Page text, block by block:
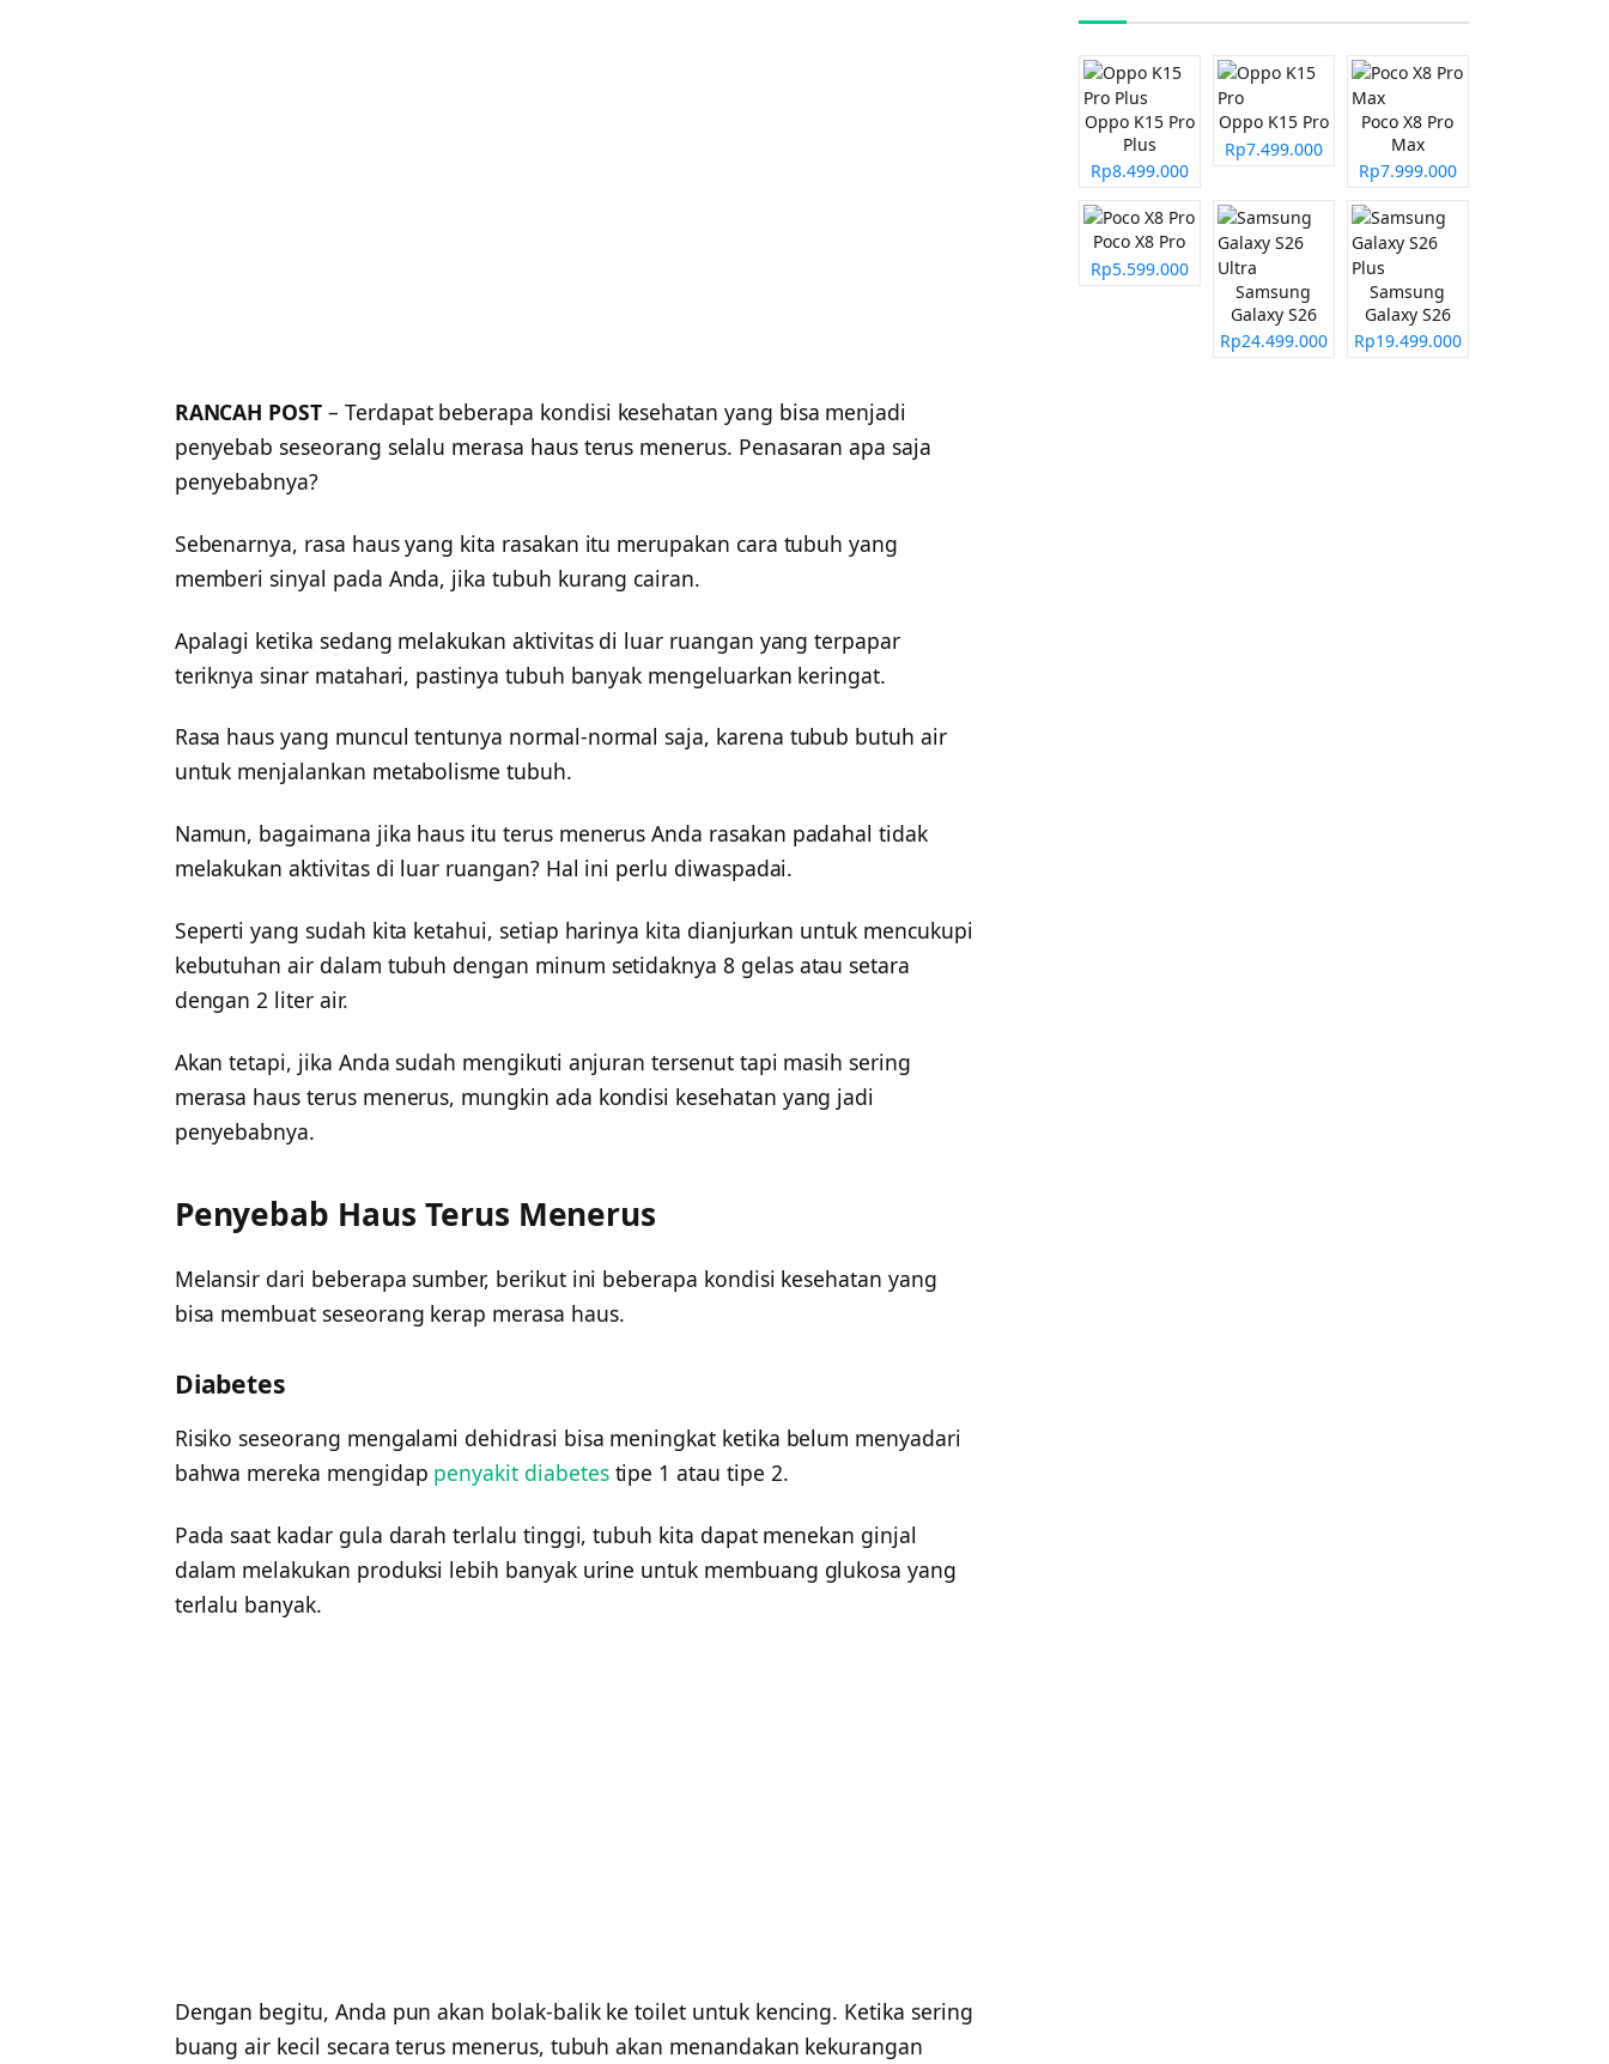
RANCAH POST – Terdapat beberapa kondisi kesehatan yang bisa menjadi
penyebab seseorang selalu merasa haus terus menerus. Penasaran apa saja
penyebabnya?
Sebenarnya, rasa haus yang kita rasakan itu merupakan cara tubuh yang
memberi sinyal pada Anda, jika tubuh kurang cairan.
Apalagi ketika sedang melakukan aktivitas di luar ruangan yang terpapar
teriknya sinar matahari, pastinya tubuh banyak mengeluarkan keringat.
Rasa haus yang muncul tentunya normal-normal saja, karena tubub butuh air
untuk menjalankan metabolisme tubuh.
Namun, bagaimana jika haus itu terus menerus Anda rasakan padahal tidak
melakukan aktivitas di luar ruangan? Hal ini perlu diwaspadai.
Seperti yang sudah kita ketahui, setiap harinya kita dianjurkan untuk mencukupi
kebutuhan air dalam tubuh dengan minum setidaknya 8 gelas atau setara
dengan 2 liter air.
Akan tetapi, jika Anda sudah mengikuti anjuran tersenut tapi masih sering
merasa haus terus menerus, mungkin ada kondisi kesehatan yang jadi
penyebabnya.
Penyebab Haus Terus Menerus
Melansir dari beberapa sumber, berikut ini beberapa kondisi kesehatan yang
bisa membuat seseorang kerap merasa haus.
Diabetes
Risiko seseorang mengalami dehidrasi bisa meningkat ketika belum menyadari
bahwa mereka mengidap penyakit diabetestipe 1 atau tipe 2.
Pada saat kadar gula darah terlalu tinggi, tubuh kita dapat menekan ginjal
dalam melakukan produksi lebih banyak urine untuk membuang glukosa yang
terlalu banyak.
Dengan begitu, Anda pun akan bolak-balik ke toilet untuk kencing. Ketika sering
buang air kecil secara terus menerus, tubuh akan menandakan kekurangan
Oppo K15 Pro
Plus
Rp8.499.000
Oppo K15 Pro
Rp7.499.000
Poco X8 Pro
Max
Rp7.999.000
Poco X8 Pro
Rp5.599.000
Samsung
Galaxy S26
Ultra
Rp24.499.000
Samsung
Galaxy S26
Plus
Rp19.499.000